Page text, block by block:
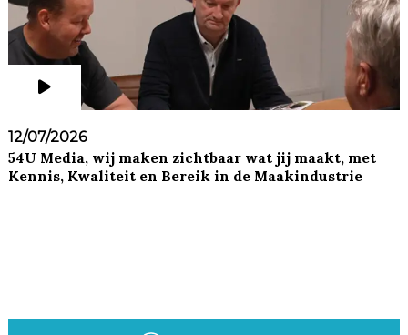
12/07/2026
54U Media, wij maken zichtbaar wat jij maakt, met
Kennis, Kwaliteit en Bereik in de Maakindustrie